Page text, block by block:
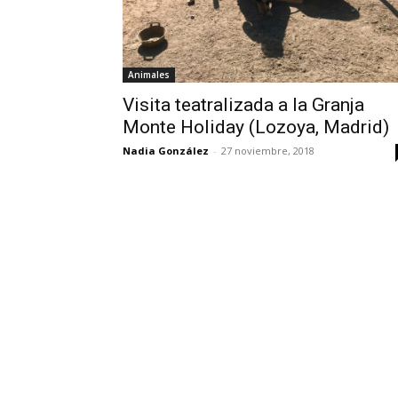
Animales
Visita teatralizada a la Granja
Monte Holiday (Lozoya, Madrid)
Nadia González - 27 noviembre, 2018